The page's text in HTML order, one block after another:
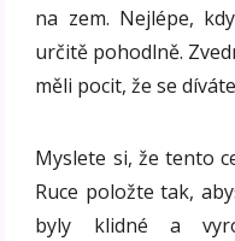
na zem. Nejlépe,
určitě pohodlně.
měli pocit, že se
Myslete si, že tento
Ruce položte tak,
byly klidné a